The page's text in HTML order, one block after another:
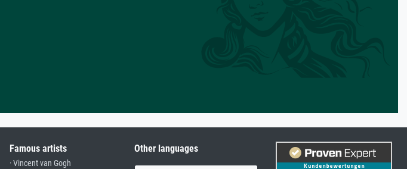
Famous artists
· Vincent van Gogh
Other languages